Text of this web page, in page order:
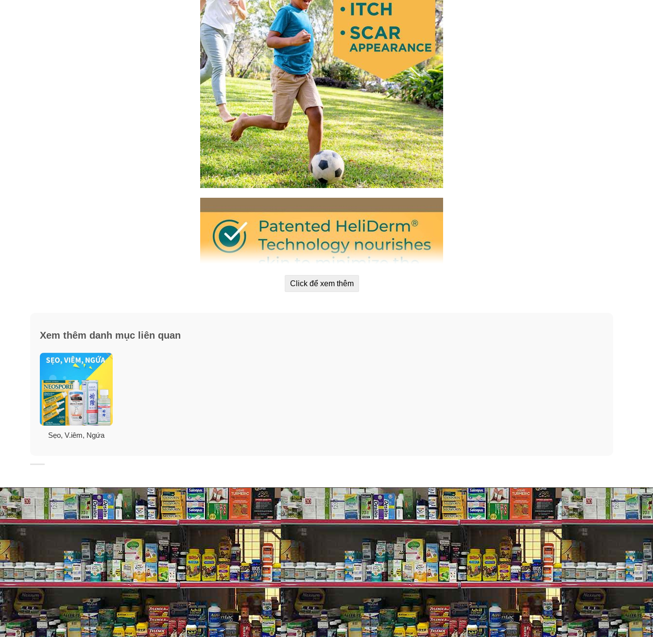
✓Sức mạnh tối đa giảm cơn đau của vết thương.
✓Làm dịu vết cắt đau, đứt tay, vết xước, vết côn trùng cắn và vết bỏng.
Bắt đầu tiêu diệt vi trùng trong tối thiểu 15 phút sau khi thoa kem mỡ Neosporin.
✓Giúp ngăn ngừa nhiễm trùng và giảm cơn đau tạm thời.
✓Diệt khuẩn và cầm máu cho vết thương nhỏ, giúp chỗ bị thương mau lành.
✓ Dùng cho: vết bỏng (phỏng), trầy xước, thương tích, muỗi cắn, côn trùng cắn, ngứa gãi, chảy máu, bầm tím… và còn ngăn mụn trứng cá.
Click để xem thêm
Xem thêm danh mục liên quan
Sẹo, V.iêm, Ngứa